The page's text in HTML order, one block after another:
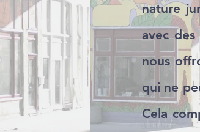
nature
avec des
nous
qui ne
Cela